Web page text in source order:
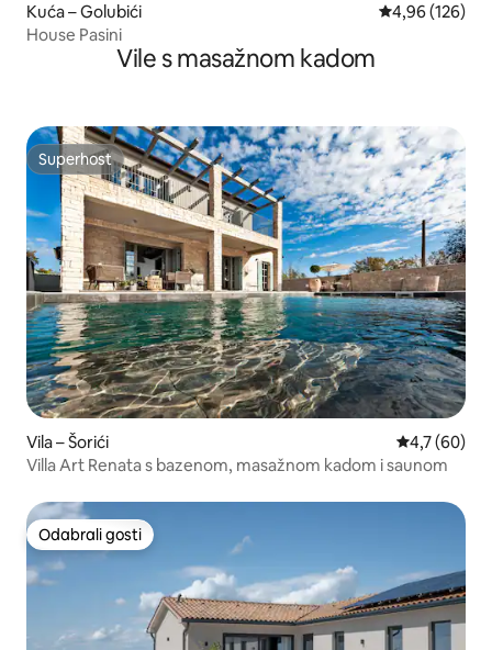
Kuća – Golubići Prosječna
4,96 (126)
House Pasini
Vile s masažnom kadom
Superhost
Superhost
Vila – Šorići Prosječna
4,7 (60)
Villa Art Renata s bazenom, masažnom kadom i saunom
Odabrali gosti
Odabrali gosti